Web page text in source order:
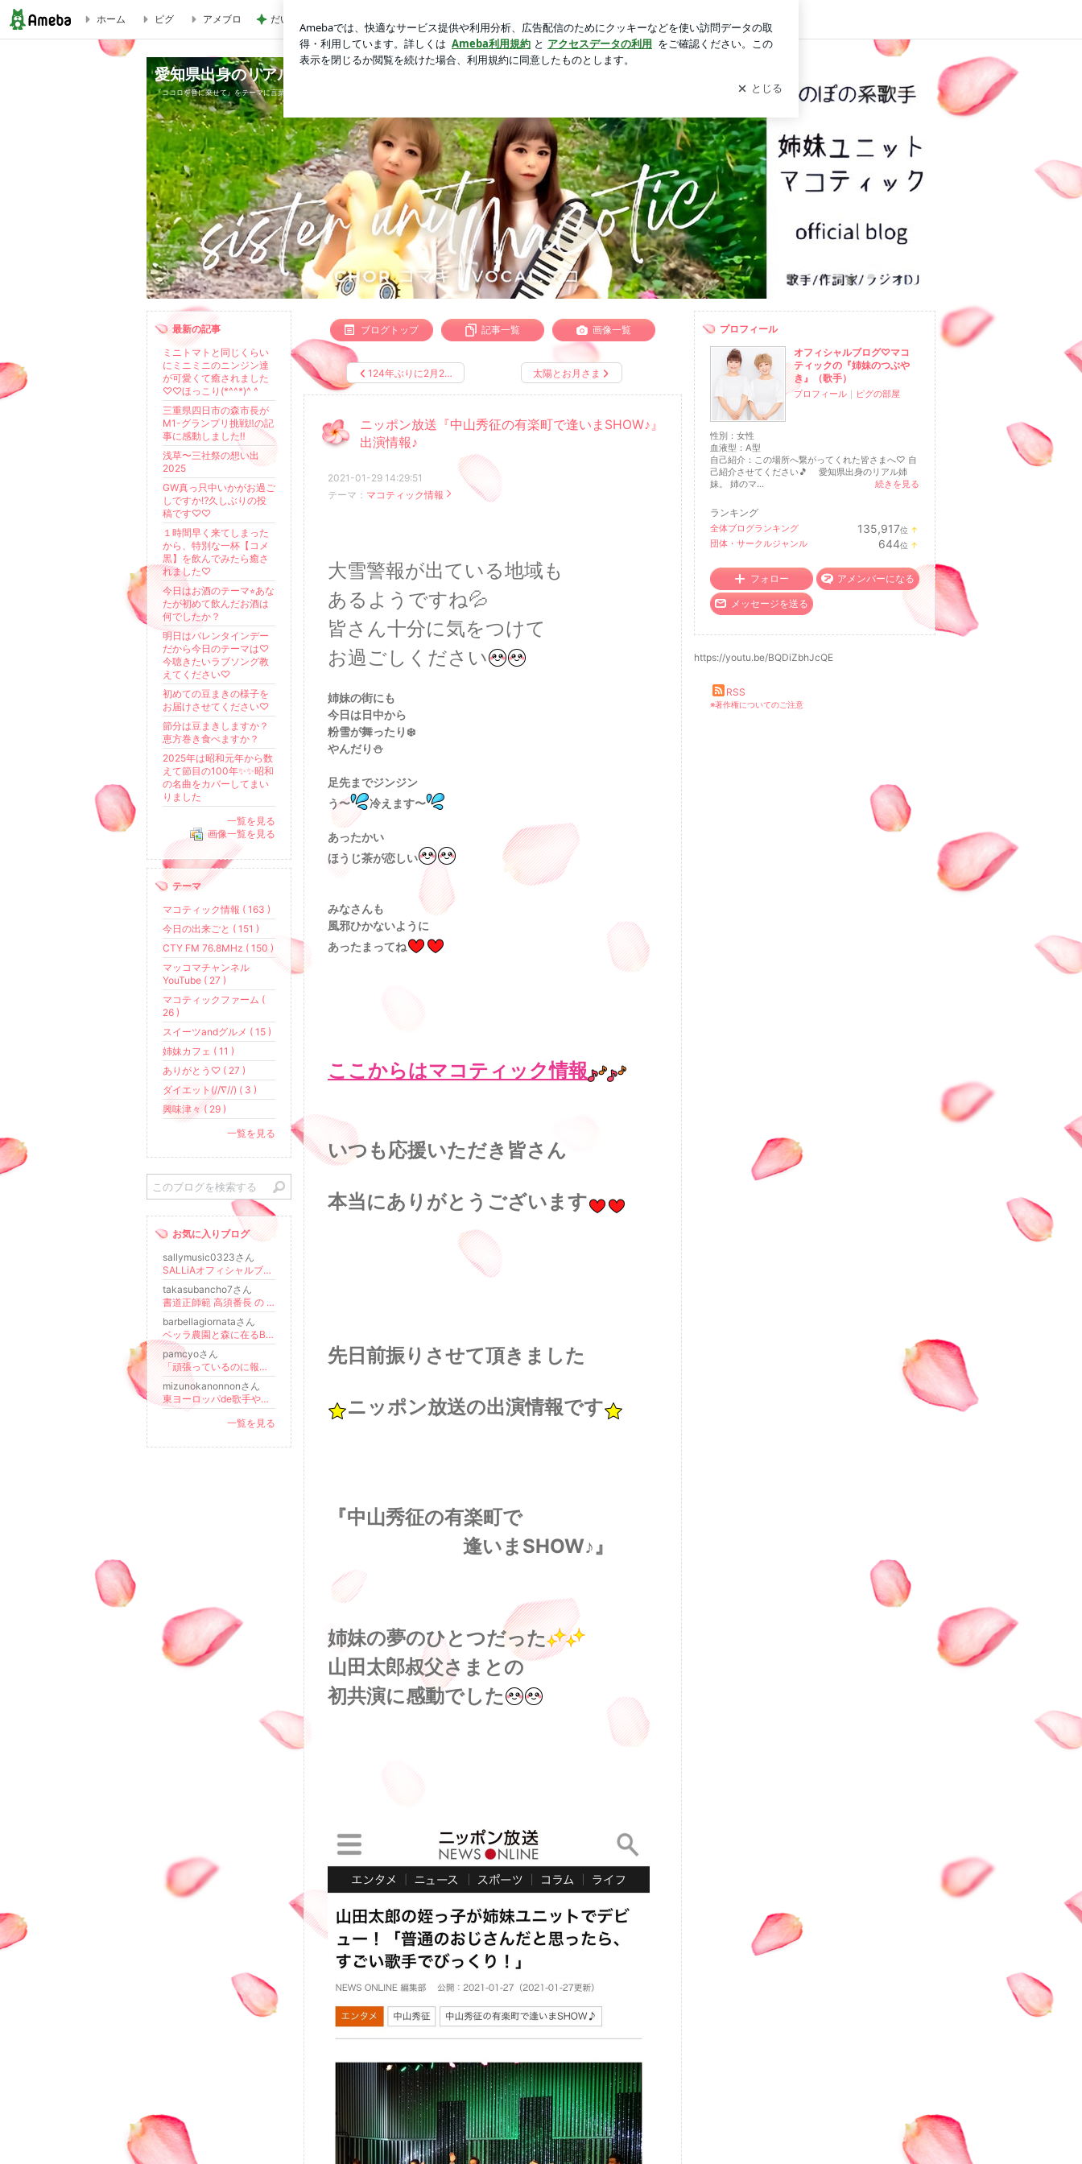
ニッポン放送『中山秀征の有楽町で逢いまSHOW♪』出演情報♪ | 愛知県出身のリアル姉妹歌手♡マコティック♡official blog
ホーム ピグ アメブロ だいたの夫 妻からの誕生日プレゼント 新規登録 ログイン
愛知県出身のリアル姉妹歌手♡マコティック♡official blog
『ココロを音に乗せて』をテーマに言葉のパワーを大切に歌手活動している姉妹が日常の小さな感動を綴っていきます。人生の中で沢山のホッコリやキュンを見つけたい♡
ブログトップ 記事一覧 画像一覧
124年ぶりに2月2… 太陽とお月さま
ニッポン放送『中山秀征の有楽町で逢いまSHOW♪』
出演情報♪
2021-01-29 14:29:51
テーマ： マコティック情報
大雪警報が出ている地域も
あるようですね💦
皆さん十分に気をつけて
お過ごしください
姉妹の街にも
今日は日中から
粉雪が舞ったり❄️
やんだり⛄️
足先までジンジン
う〜
冷えます〜
あったかい
ほうじ茶が恋しい
みなさんも
風邪ひかないように
あったまってね
ここからはマコティック情報
いつも応援いただき皆さん
本当にありがとうございます
先日前振りさせて頂きました
ニッポン放送の出演情報です
『中山秀征の有楽町で
逢いまSHOW♪』
姉妹の夢のひとつだった
山田太郎叔父さまとの
初共演に感動でした
プロフィール
オフィシャルブログ♡マコ
ティックの『姉妹のつぶや
き』（歌手）
プロフィール ｜ ピグの部屋
性別： 女性
血液型： A型
自己紹介：この場所へ繋がってくれた皆さまへ♡ 自
己紹介させてください🎵 愛知県出身のリアル姉
妹。 姉のマ...
続きを見る
ランキング
全体ブログランキング 135,917位 ↑
ン
グ
団体・サークルジャンル 644位 ↑
ン
キ
ン
昇
フォロー アメンバーになる
メッセージを送る
https://youtu.be/BQDiZbhJcQE
RSS
※著作権についてのご注意
最新の記事
ミニトマトと同じくらい
にミニミニのニンジン達
が可愛くて癒されました
♡♡ほっこり(*^^*)^ ^
三重県四日市の森市長が
M1-グランプリ挑戦‼️の記
事に感動しました‼️
浅草〜三社祭の想い出
2025
GW真っ只中いかがお過ご
しですか⁉️久しぶりの投
稿です♡♡
１時間早く来てしまった
から、特別な一杯【コメ
黒】を飲んでみたら癒さ
れました♡
今日はお酒のテーマ⭐︎あな
たが初めて飲んだお酒は
何でしたか？
明日はバレンタインデー
だから今日のテーマは♡
今聴きたいラブソング教
えてください♡
初めての豆まきの様子を
お届けさせてください♡
節分は豆まきしますか？
恵方巻き食べますか？
2025年は昭和元年から数
えて節目の100年✨✨昭和
の名曲をカバーしてまい
りました
一覧を見る
画像一覧を見る
テーマ
マコティック情報 ( 163 )
今日の出来ごと ( 151 )
CTY FM 76.8MHz ( 150 )
マッコマチャンネル
YouTube ( 27 )
マコティックファーム (
26 )
スイーツandグルメ ( 15 )
姉妹カフェ ( 11 )
ありがとう♡ ( 27 )
ダイエット(//∇//) ( 3 )
興味津々 ( 29 )
一覧を見る
お気に入りブログ
sallymusic0323さん
SALLiAオフィシャルブログ「SALLiAは世界を救う！」
takasubancho7さん
書道正師範 高須番長 の 書道ブログⅡ
barbellagiornataさん
ベッラ農園と森に在るBAR
更新
pamcyoさん
「頑張っているのに報われない」その働き方、変えられます。
mizunokanonnonさん
東ヨーロッパde歌手やってます♪ 水野花音ブログ♪
一覧を見る